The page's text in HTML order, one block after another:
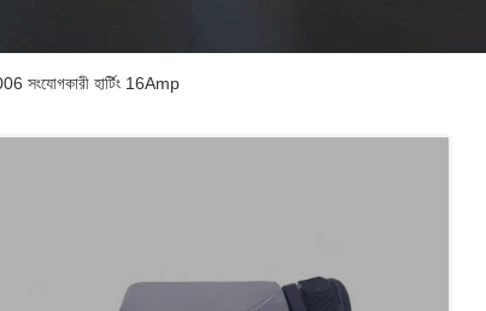
সংযোগকারী হার্টিং 16Amp